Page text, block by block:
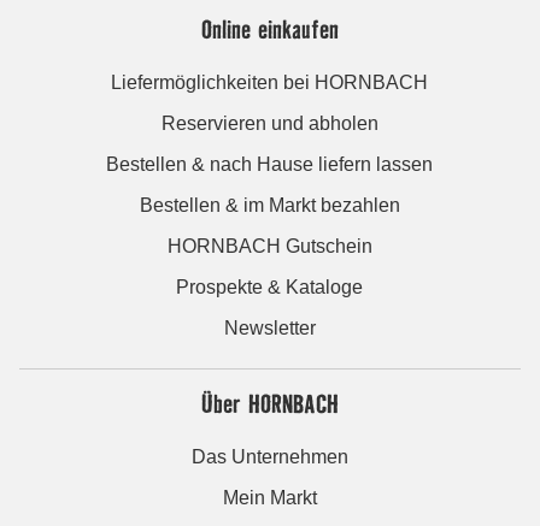
Online einkaufen
Liefermöglichkeiten bei HORNBACH
Reservieren und abholen
Bestellen & nach Hause liefern lassen
Bestellen & im Markt bezahlen
HORNBACH Gutschein
Prospekte & Kataloge
Newsletter
Über HORNBACH
Das Unternehmen
Mein Markt